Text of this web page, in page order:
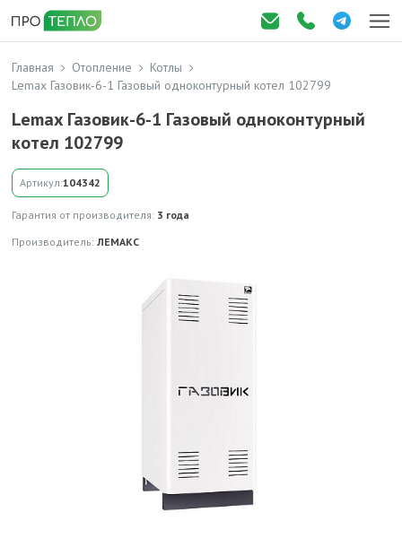
Главная Отопление
Котлы
Lemax Газовик-6-1 Газовый одноконтурный котел 102799
Lemax Газовик-6-1 Газовый одноконтурный
котел 102799
Артикул:104342
Гарантия от производителя: 3 года
Производитель: ЛЕМАКС